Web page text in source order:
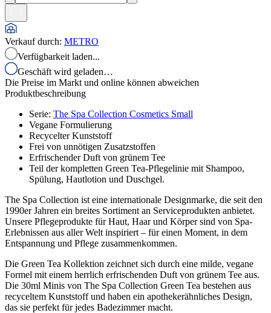
Verkauf durch: METRO
Verfügbarkeit laden...
Geschäft wird geladen…
Die Preise im Markt und online können abweichen
Produktbeschreibung
Serie: The Spa Collection Cosmetics Small
Vegane Formulierung
Recycelter Kunststoff
Frei von unnötigen Zusatzstoffen
Erfrischender Duft von grünem Tee
Teil der kompletten Green Tea-Pflegelinie mit Shampoo,
Spülung, Hautlotion und Duschgel.
The Spa Collection ist eine internationale Designmarke, die seit den
1990er Jahren ein breites Sortiment an Serviceprodukten anbietet.
Unsere Pflegeprodukte für Haut, Haar und Körper sind von Spa-
Erlebnissen aus aller Welt inspiriert – für einen Moment, in dem
Entspannung und Pflege zusammenkommen.
Die Green Tea Kollektion zeichnet sich durch eine milde, vegane
Formel mit einem herrlich erfrischenden Duft von grünem Tee aus.
Die 30ml Minis von The Spa Collection Green Tea bestehen aus
recyceltem Kunststoff und haben ein apothekerähnliches Design,
das sie perfekt für jedes Badezimmer macht.